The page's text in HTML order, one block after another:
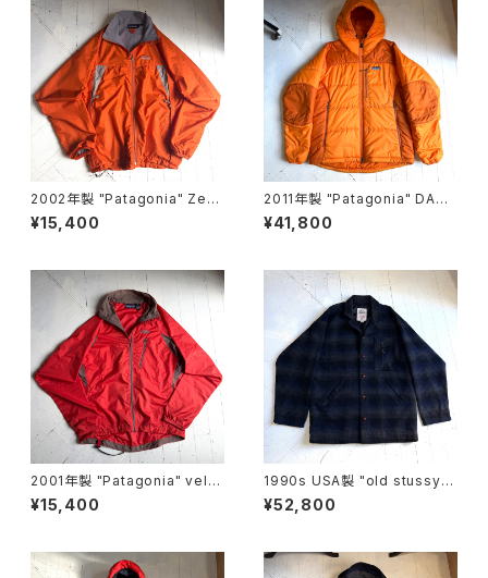
2002年製 "Patagonia" Zep
hur jacket
¥15,400
2011年製 "Patagonia" DAS
PARKA
¥41,800
2001年製 "Patagonia" velo
city O2 jacket
¥15,400
1990s USA製 "old stussy"
omble check jacket
¥52,800